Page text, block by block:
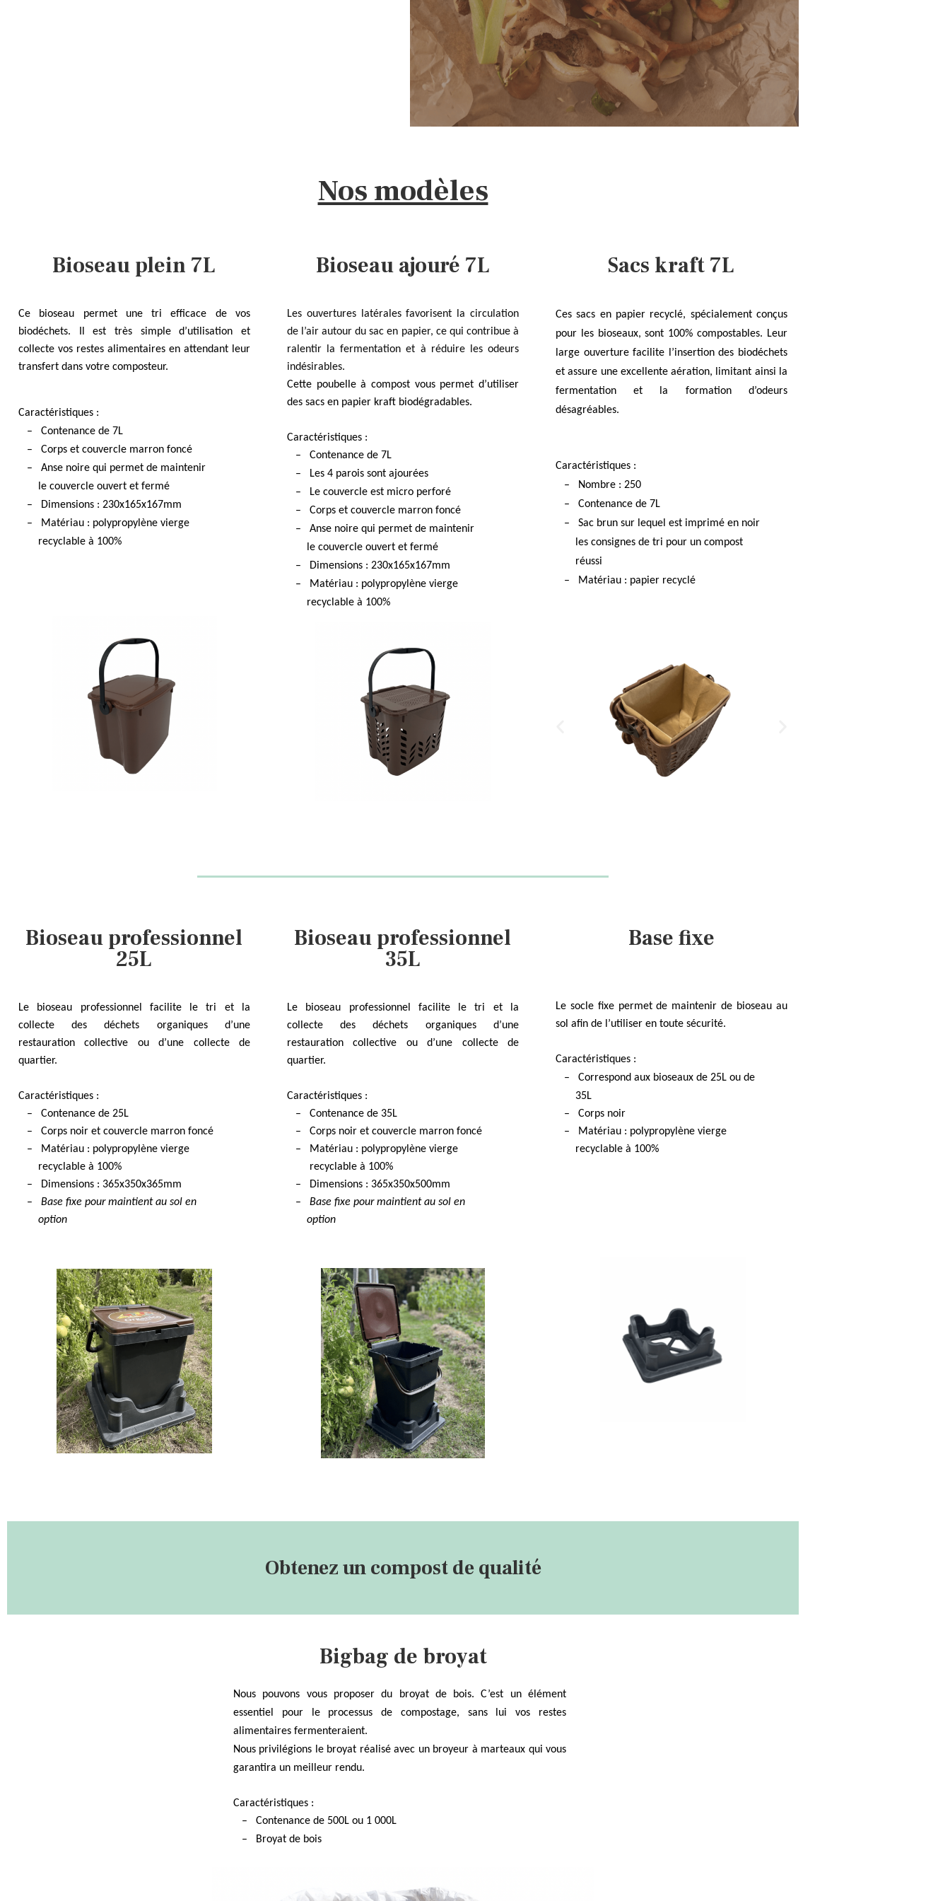
Nos modèles
Bioseau plein 7L
Ce bioseau permet une tri efficace de vos
biodéchets. Il est très simple d’utilisation et
collecte vos restes alimentaires en attendant leur
transfert dans votre composteur.
Caractéristiques :
– Contenance de 7L
– Corps et couvercle marron foncé
– Anse noire qui permet de maintenir
le couvercle ouvert et fermé
– Dimensions : 230x165x167mm
– Matériau : polypropylène vierge
recyclable à 100%
Bioseau ajouré 7L
Les ouvertures latérales favorisent la circulation
de l’air autour du sac en papier, ce qui contribue à
ralentir la fermentation et à réduire les odeurs
indésirables.
Cette poubelle à compost vous permet d’utiliser
des sacs en papier kraft biodégradables.
Caractéristiques :
– Contenance de 7L
– Les 4 parois sont ajourées
– Le couvercle est micro perforé
– Corps et couvercle marron foncé
– Anse noire qui permet de maintenir
le couvercle ouvert et fermé
– Dimensions : 230x165x167mm
– Matériau : polypropylène vierge
recyclable à 100%
Sacs kraft 7L
Ces sacs en papier recyclé, spécialement conçus
pour les bioseaux, sont 100% compostables. Leur
large ouverture facilite l’insertion des biodéchets
et assure une excellente aération, limitant ainsi la
fermentation et la formation d’odeurs
désagréables.
Caractéristiques :
– Nombre : 250
– Contenance de 7L
– Sac brun sur lequel est imprimé en noir
les consignes de tri pour un compost
réussi
– Matériau : papier recyclé
Bioseau professionnel
25L
Le bioseau professionnel facilite le tri et la
collecte des déchets organiques d’une
restauration collective ou d’une collecte de
quartier.
Caractéristiques :
– Contenance de 25L
– Corps noir et couvercle marron foncé
– Matériau : polypropylène vierge
recyclable à 100%
– Dimensions : 365x350x365mm
– Base fixe pour maintient au sol en
option
Bioseau professionnel
35L
Le bioseau professionnel facilite le tri et la
collecte des déchets organiques d’une
restauration collective ou d’une collecte de
quartier.
Caractéristiques :
– Contenance de 35L
– Corps noir et couvercle marron foncé
– Matériau : polypropylène vierge
recyclable à 100%
– Dimensions : 365x350x500mm
– Base fixe pour maintient au sol en
option
Base fixe
Le socle fixe permet de maintenir de bioseau au
sol afin de l’utiliser en toute sécurité.
Caractéristiques :
– Correspond aux bioseaux de 25L ou de
35L
– Corps noir
– Matériau : polypropylène vierge
recyclable à 100%
Obtenez un compost de qualité
Bigbag de broyat
Nous pouvons vous proposer du broyat de bois.C’est un élément
essentiel pour le processus de compostage, sans lui vos restes
alimentaires fermenteraient.
Nous privilégions le broyat réalisé avec un broyeur à marteaux qui vous
garantira un meilleur rendu.
Caractéristiques :
– Contenance de 500L ou 1 000L
– Broyat de bois